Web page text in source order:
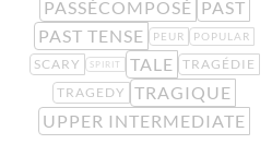
PASSÉCOMPOSÉ PAST
PAST TENSE
PEUR POPULAR
SCARY SPIRIT TALE TRAGÉDIE
TRAGEDY
TRAGIQUE
UPPER INTERMEDIATE